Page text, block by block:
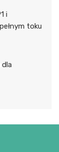
i
toku